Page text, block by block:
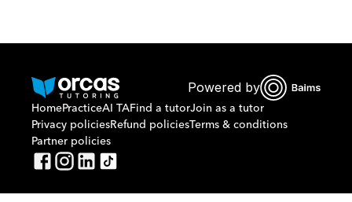
Or call us on
Powered by
HomePracticeAI TAFind a tutorJoin as a tutor
Privacy policiesRefund policiesTerms & conditions
Partner policies